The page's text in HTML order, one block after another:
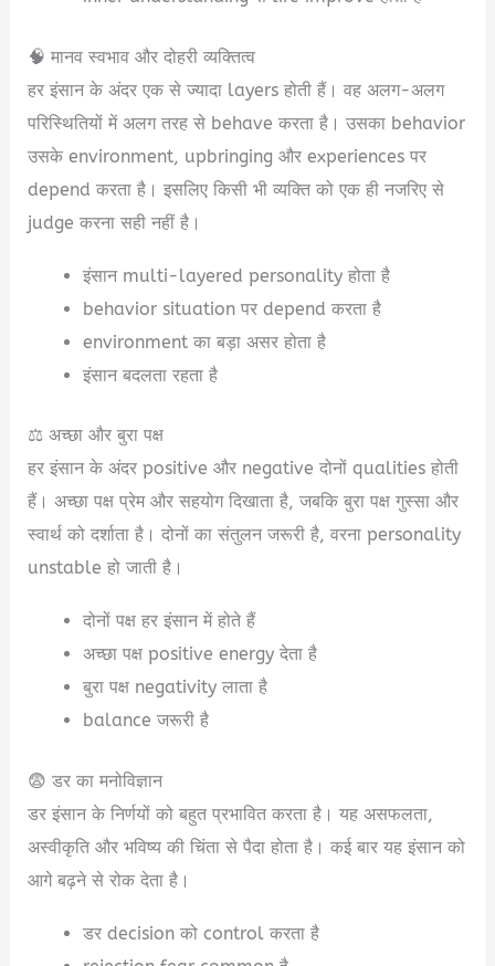
🧠 मानव स्वभाव और दोहरी व्यक्तित्व
हर इंसान के अंदर एक से ज्यादा layers होती हैं। वह अलग-अलग
परिस्थितियों में अलग तरह से behave करता है। उसका behavior
उसके environment, upbringing और experiences पर
depend करता है। इसलिए किसी भी व्यक्ति को एक ही नजरिए से
judge करना सही नहीं है।
इंसान multi-layered personality होता है
behavior situation पर depend करता है
environment का बड़ा असर होता है
इंसान बदलता रहता है
⚖️ अच्छा और बुरा पक्ष
हर इंसान के अंदर positive और negative दोनों qualities होती
हैं। अच्छा पक्ष प्रेम और सहयोग दिखाता है, जबकि बुरा पक्ष गुस्सा और
स्वार्थ को दर्शाता है। दोनों का संतुलन जरूरी है, वरना personality
unstable हो जाती है।
दोनों पक्ष हर इंसान में होते हैं
अच्छा पक्ष positive energy देता है
बुरा पक्ष negativity लाता है
balance जरूरी है
😨 डर का मनोविज्ञान
डर इंसान के निर्णयों को बहुत प्रभावित करता है। यह असफलता,
अस्वीकृति और भविष्य की चिंता से पैदा होता है। कई बार यह इंसान को
आगे बढ़ने से रोक देता है।
डर decision को control करता है